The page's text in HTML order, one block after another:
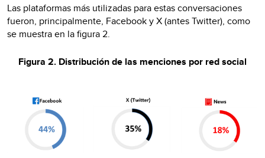
Las plataformas más utilizadas para estas conversaciones
fueron, principalmente, Facebook y X (antes Twitter), como
se muestra en la figura 2.
Figura 2. Distribución de las menciones por red social